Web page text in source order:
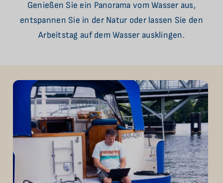
Genießen Sie ein Panorama vom Wasser aus,
entspannen Sie in der Natur oder lassen Sie den
Arbeitstag auf dem Wasser ausklingen.